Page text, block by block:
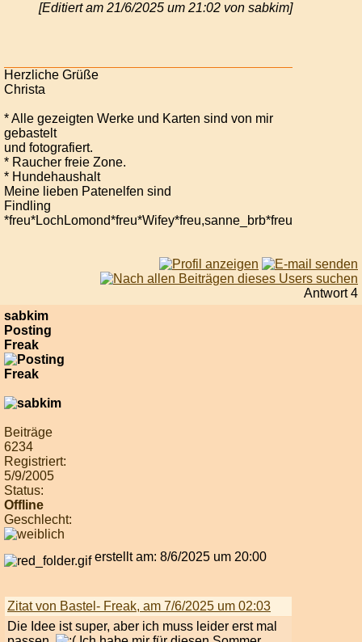
[Editiert am 21/6/2025 um 21:02 von sabkim]
Herzliche Grüße
Christa
* Alle gezeigten Werke und Karten sind von mir
gebastelt
und fotografiert.
* Raucher freie Zone.
* Hundehaushalt
Meine lieben Patenelfen sind
Findling
*freu*LochLomond*freu*Wifey*freu,sanne_brb*freu
Antwort 4
sabkim
Posting
Freak
Beiträge
6234
Registriert:
5/9/2005
Status:
Offline
Geschlecht:
erstellt am: 8/6/2025 um 20:00
Zitat von Bastel- Freak, am 7/6/2025 um 02:03
Die Idee ist super, aber ich muss leider erst mal